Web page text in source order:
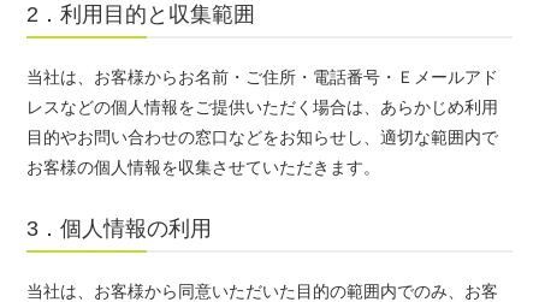
2．利用目的と収集範囲
当社は、お客様からお名前・ご住所・電話番号・Ｅメールアド
レスなどの個人情報をご提供いただく場合は、あらかじめ利用
目的やお問い合わせの窓口などをお知らせし、適切な範囲内で
お客様の個人情報を収集させていただきます。
3．個人情報の利用
当社は、お客様から同意いただいた目的の範囲内でのみ、お客